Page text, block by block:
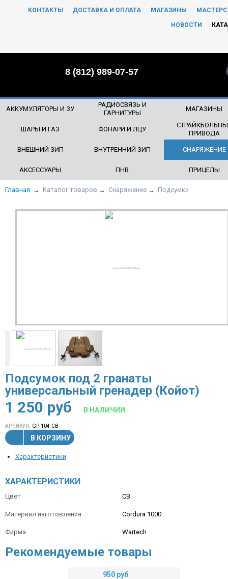
КОНТАКТЫ ДОСТАВКА И ОПЛАТА МАГАЗИНЫ
НОВОСТИ
8 (812) 989-07-57
АККУМУЛЯТОРЫ И ЗУ
РАДИОСВЯЗЬ И
ГАРНИТУРЫ
МАГАЗИНЫ
ШАРЫ И ГАЗ ФОНАРИ И ЛЦУ
ПРИВОДА
ВНЕШНИЙ ЗИП ВНУТРЕННИЙ ЗИП СНАРЯЖЕНИЕ
АКСЕССУАРЫ ПНВ ПРИЦЕЛЫ
Главная → Каталог товаров → Снаряжение→ Подсумки
Подсумок под 2 гранаты
универсальный гренадер (Койот)
1 250 руб В НАЛИЧИИ
АРТИКУЛ: GP-104-CB
В КОРЗИНУ
Характеристики
ХАРАКТЕРИСТИКИ
Цвет CB
Материал изготовления Cordura 1000
Фирма Wartech
Рекомендуемые товары
950 руб
ЧТО БУДЕМ ИСКАТЬ?